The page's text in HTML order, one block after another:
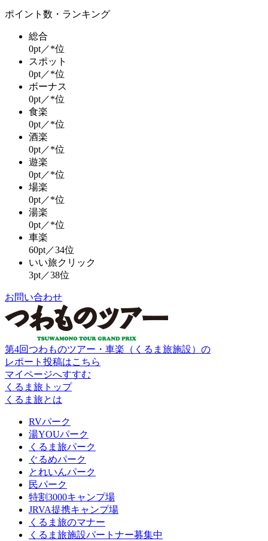
ポイント数・ランキング
総合
0pt／*位
スポット
0pt／*位
ボーナス
0pt／*位
食楽
0pt／*位
酒楽
0pt／*位
遊楽
0pt／*位
場楽
0pt／*位
湯楽
0pt／*位
車楽
60pt／34位
いい旅クリック
3pt／38位
お問い合わせ
第4回つわものツアー・車楽（くるま旅施設）の
レポート投稿はこちら
マイページへすすむ
くるま旅トップ
くるま旅とは
RVパーク
湯YOUパーク
くるま旅パーク
ぐるめパーク
とれいんパーク
民パーク
特割3000キャンプ場
JRVA提携キャンプ場
くるま旅のマナー
くるま旅施設パートナー募集中